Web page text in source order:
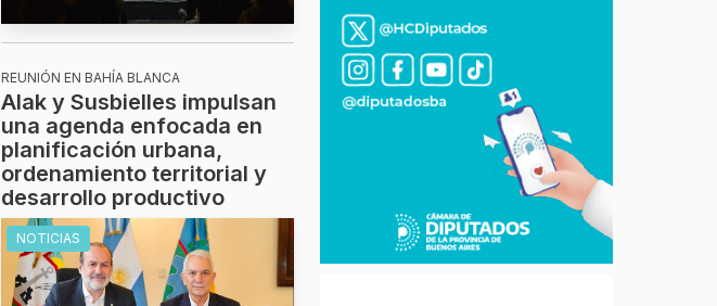
REUNIÓN EN BAHÍA BLANCA
Alak y Susbielles impulsan
una agenda enfocada en
planificación urbana,
ordenamiento territorial y
desarrollo productivo
NOTICIAS